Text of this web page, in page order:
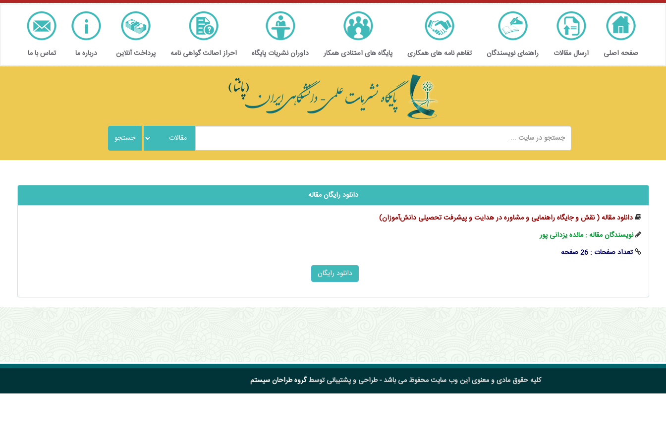
صفحه اصلی ارسال مقالات راهنمای نویسندگان تفاهم نامه های همکاری پایگاه های استنادی همکار داوران نشریات پایگاه احراز اصالت گواهی نامه پرداخت آنلاین درباره ما تماس با ما
دانلود رایگان مقاله
دانلود مقاله (‬‬‬‬‬‬‬‬‬‬‬‬‬‬‬‬‬‬‬‬ نقش و جایگاه راهنمایی و مشاوره در هدایت و پیشرفت تحصیلی دانش‌آموزان)
نویسندگان مقاله : مائده یزدانی پور
تعداد صفحات : 26 صفحه
کلیه حقوق مادی و معنوی این وب سایت محفوظ می باشد - طراحی و پشتیبانی توسطگروه طراحان سیستم